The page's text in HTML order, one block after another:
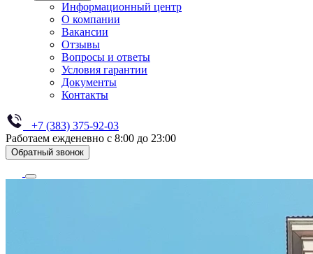
Информационный центр
О компании
Вакансии
Отзывы
Вопросы и ответы
Условия гарантии
Документы
Контакты
+7 (383) 375-92-03
Работаем ежденевно с 8:00 до 23:00
Обратный звонок